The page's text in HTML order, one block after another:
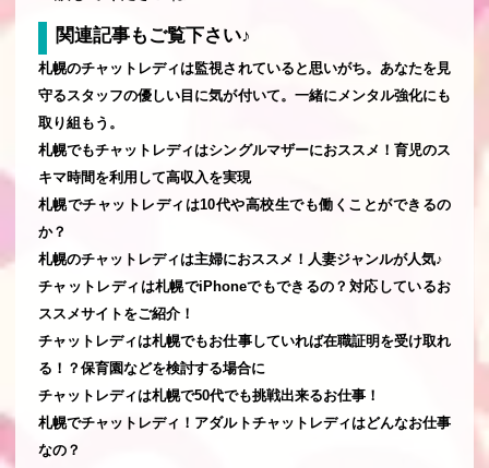
関連記事もご覧下さい♪
札幌のチャットレディは監視されていると思いがち。あなたを見
守るスタッフの優しい目に気が付いて。一緒にメンタル強化にも
取り組もう。
札幌でもチャットレディはシングルマザーにおススメ！育児のス
キマ時間を利用して高収入を実現
札幌でチャットレディは10代や高校生でも働くことができるの
か？
札幌のチャットレディは主婦におススメ！人妻ジャンルが人気♪
チャットレディは札幌でiPhoneでもできるの？対応しているお
ススメサイトをご紹介！
チャットレディは札幌でもお仕事していれば在職証明を受け取れ
る！？保育園などを検討する場合に
チャットレディは札幌で50代でも挑戦出来るお仕事！
札幌でチャットレディ！アダルトチャットレディはどんなお仕事
なの？